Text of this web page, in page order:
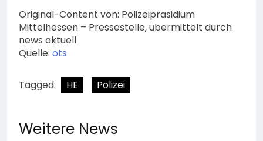
Original-Content von: Polizeipräsidium
Mittelhessen – Pressestelle, übermittelt durch
news aktuell
Quelle: ots
Tagged: HE Polizei
Weitere News